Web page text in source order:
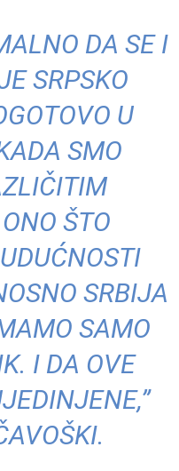
DA SE I
SRPSKO
U
SMO
ŠTO
SRBIJA
SAMO
I DA OVE